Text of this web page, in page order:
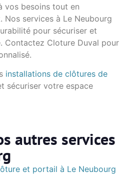
vos besoins tout en
services à Le Neubourg
pour sécuriser et
Contactez Cloture Duval pour
installations de clôtures de
sécuriser votre espace
autres services
et portail à Le Neubourg